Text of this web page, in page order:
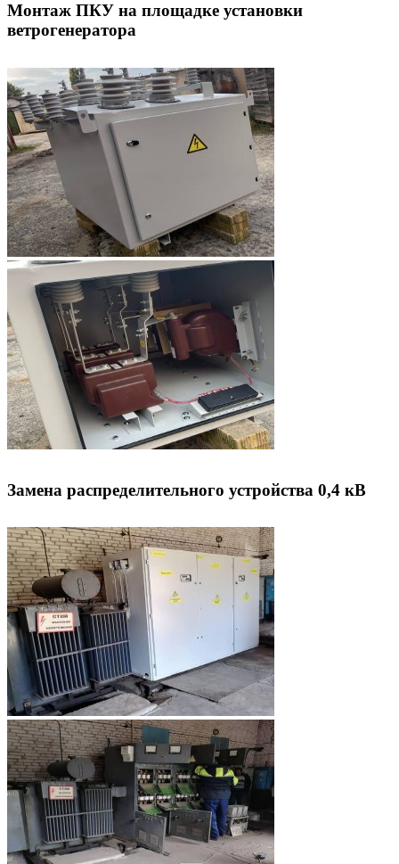
Монтаж ПКУ на площадке установки
ветрогенератора
Замена распределительного устройства 0,4 кВ